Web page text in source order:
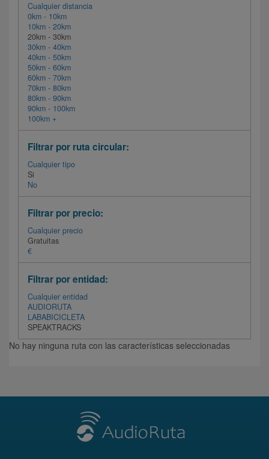
Cualquier distancia
0km - 10km
10km - 20km
20km - 30km
30km - 40km
40km - 50km
50km - 60km
60km - 70km
70km - 80km
80km - 90km
90km - 100km
100km +
Filtrar por ruta circular:
Cualquier tipo
Si
No
Filtrar por precio:
Cualquier precio
Gratuitas
€
Filtrar por entidad:
Cualquier entidad
AUDIORUTA
LABABICICLETA
SPEAKTRACKS
No hay ninguna ruta con las características seleccionadas